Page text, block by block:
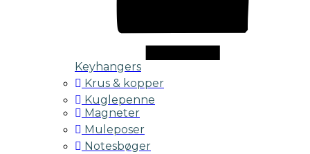
Keyhangers
Krus & kopper
Kuglepenne
Magneter
Muleposer
Notesbøger